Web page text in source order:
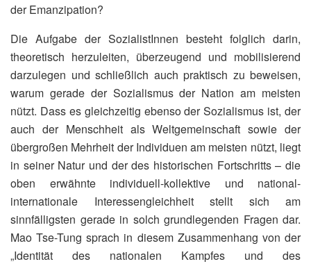
der Emanzipation?
Die Aufgabe der SozialistInnen besteht folglich darin,
theoretisch herzuleiten, überzeugend und mobilisierend
darzulegen und schließlich auch praktisch zu beweisen,
warum gerade der Sozialismus der Nation am meisten
nützt. Dass es gleichzeitig ebenso der Sozialismus ist, der
auch der Menschheit als Weltgemeinschaft sowie der
übergroßen Mehrheit der Individuen am meisten nützt, liegt
in seiner Natur und der des historischen Fortschritts – die
oben erwähnte individuell-kollektive und national-
internationale Interessengleichheit stellt sich am
sinnfälligsten gerade in solch grundlegenden Fragen dar.
Mao Tse-Tung sprach in diesem Zusammenhang von der
„Identität des nationalen Kampfes und des